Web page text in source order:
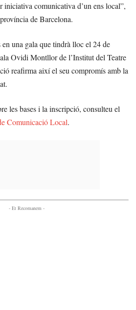
iniciativa comunicativa d’un ens local”,
de Barcelona.
en una gala que tindrà lloc el 24 de
Ovidi Montllor de l’Institut del Teatre
reafirma així el seu compromís amb la
les bases i la inscripció, consulteu el
Comunicació Local.
- Et Recomanem -